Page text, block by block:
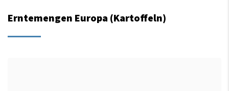
Erntemengen Europa (Kartoffeln)